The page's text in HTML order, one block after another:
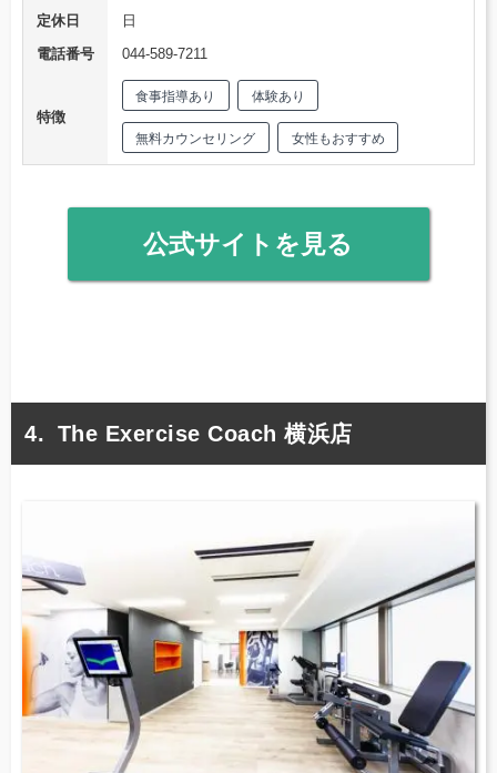
定休日
日
電話番号
044-589-7211
特徴
食事指導あり 体験あり
無料カウンセリング 女性もおすすめ
公式サイトを見る
The Exercise Coach 横浜店